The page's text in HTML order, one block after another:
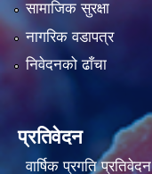
सामाजिक सुरक्षा
नागरिक वडापत्र
निवेदनको ढाँचा
प्रतिवेदन
वार्षिक प्रगति प्रतिवेदन